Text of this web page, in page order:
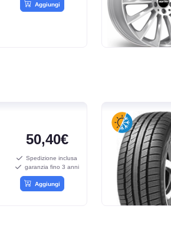
Aggiungi
50,40€
Spedizione inclusa
garanzia fino 3 anni
Aggiungi